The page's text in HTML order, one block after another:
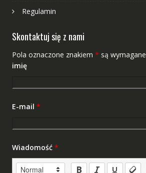
Regulamin
Skontaktuj się z nami
Pola oznaczone znakiem * są wymagane
imię
E-mail *
Wiadomość *